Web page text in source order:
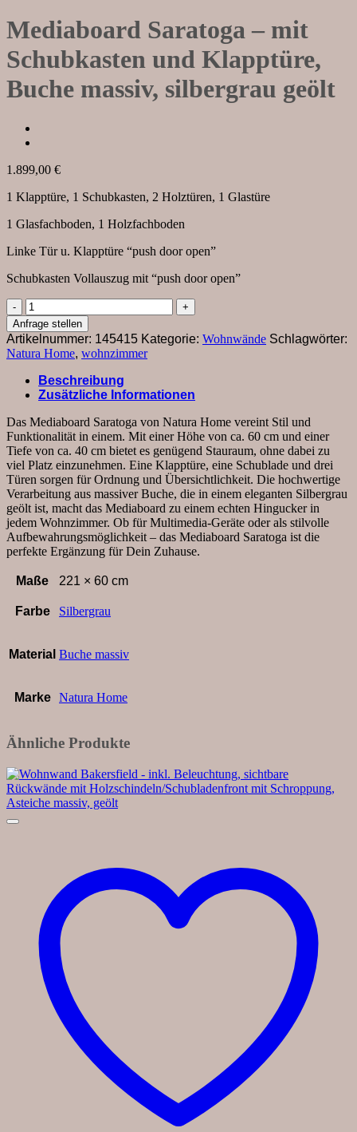
Mediaboard Saratoga – mit
Schubkasten und Klapptüre,
Buche massiv, silbergrau geölt
1.899,00 €
1 Klapptüre, 1 Schubkasten, 2 Holztüren, 1 Glastüre
1 Glasfachboden, 1 Holzfachboden
Linke Tür u. Klapptüre “push door open”
Schubkasten Vollauszug mit “push door open”
Mediaboard
Saratoga
-
mit
Schubkasten
und
Klapptüre,
Buche
massiv,
silbergrau
geölt
Menge
Anfrage stellen
Artikelnummer: 145415 Kategorie: Wohnwände Schlagwörter:
Natura Home, wohnzimmer
Beschreibung
Zusätzliche Informationen
Das Mediaboard Saratoga von Natura Home vereint Stil und
Funktionalität in einem. Mit einer Höhe von ca. 60 cm und einer
Tiefe von ca. 40 cm bietet es genügend Stauraum, ohne dabei zu
viel Platz einzunehmen. Eine Klapptüre, eine Schublade und drei
Türen sorgen für Ordnung und Übersichtlichkeit. Die hochwertige
Verarbeitung aus massiver Buche, die in einem eleganten Silbergrau
geölt ist, macht das Mediaboard zu einem echten Hingucker in
jedem Wohnzimmer. Ob für Multimedia-Geräte oder als stilvolle
Aufbewahrungsmöglichkeit – das Mediaboard Saratoga ist die
perfekte Ergänzung für Dein Zuhause.
Maße 221 × 60 cm
Farbe Silbergrau
Material Buche massiv
Marke Natura Home
Ähnliche Produkte